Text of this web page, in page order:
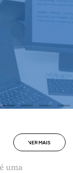
VER MAIS
uma